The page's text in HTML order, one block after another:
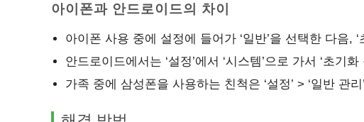
아이폰과 안드로이드의 차이
아이폰 사용 중에 설정에 들어가 ‘일반’을 선택한 다음,
안드로이드에서는 ‘설정’에서 ‘시스템’으로 가서 ‘초기
가족 중에 삼성폰을 사용하는 친척은 ‘설정’ > ‘일반 관